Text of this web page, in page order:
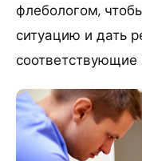
флебологом,
ситуацию и дать